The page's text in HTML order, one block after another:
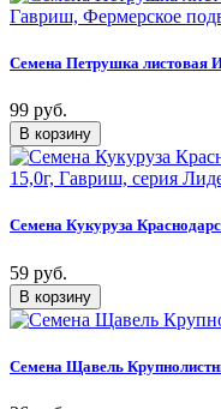
Семена Петрушка листовая
99 руб.
Семена Кукуруза
59 руб.
Семена Щавель